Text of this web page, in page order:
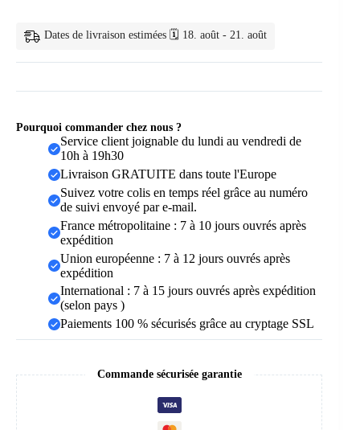
de
du
Chevelu
Nylon
Dates de livraison estimées 🗓️ 18. août - 21. août
Pourquoi commander chez nous ?
Service client joignable du lundi au vendredi de
10h à 19h30
Livraison GRATUITE dans toute l'Europe
Suivez votre colis en temps réel grâce au numéro
de suivi envoyé par e-mail.
France métropolitaine : 7 à 10 jours ouvrés après
expédition
Union européenne : 7 à 12 jours ouvrés après
expédition
International : 7 à 15 jours ouvrés après expédition
(selon pays )
Paiements 100 % sécurisés grâce au cryptage SSL
Commande sécurisée garantie